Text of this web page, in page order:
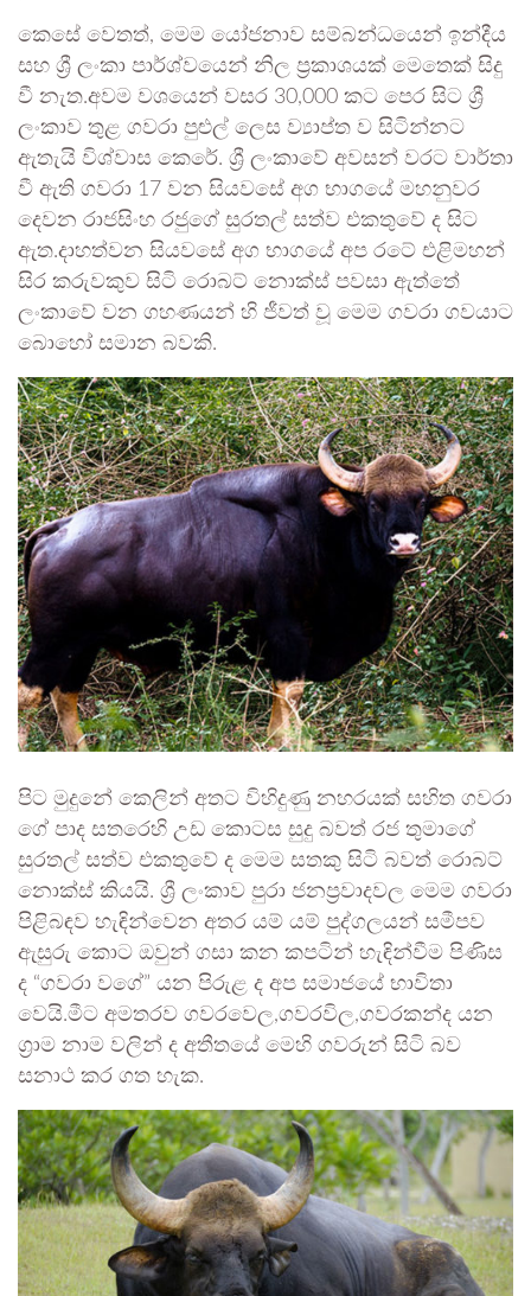
කෙසේ වෙතත්, මෙම යෝජනාව සම්බන්ධයෙන් ඉන්දීය
සහ ශ්‍රී ලංකා පාර්ශ්වයෙන් නිල ප්‍රකාශයක් මෙතෙක් සිදු
වී නැත.අවම වශයෙන් වසර 30,000 කට පෙර සිට ශ්‍රී
ලංකාව තුළ ගවරා පුළුල් ලෙස ව්‍යාප්ත ව සිටින්නට
ඇතැයි විශ්වාස කෙරේ. ශ්‍රී ලංකාවේ අවසන් වරට වාර්තා
වී ඇති ගවරා 17 වන සියවසේ අග භාගයේ මහනුවර
දෙවන රාජසිංහ රජුගේ සුරතල් සත්ව එකතුවේ ද සිට
ඇත.දාහත්වන සියවසේ අග භාගයේ අප රටේ එළිමහන්
සිර කරුවකුව සිටි රොබට් නොක්ස් පවසා ඇත්තේ
ලංකාවේ වන ගහණයන් හි ජීවත් වූ මෙම ගවරා ගවයාට
බොහෝ සමාන බවකි.
පිට මුදුනේ කෙලින් අතට විහිදුණු නහරයක් සහිත ගවරා
ගේ පාද සතරෙහි උඩ කොටස සුදු බවත් රජ තුමාගේ
සුරතල් සත්ව එකතුවේ ද මෙම සතකු සිටි බවත් රොබට්
නොක්ස් කියයි. ශ්‍රී ලංකාව පුරා ජනප්‍රවාදවල මෙම ගවරා
පිළිබඳව හැඳින්වෙන අතර යම් යම් පුද්ගලයන් සමීපව
ඇසුරු කොට ඔවුන් ගසා කන කපටින් හැඳින්වීම පිණිස
ද “ගවරා වගේ” යන පිරුළ ද අප සමාජයේ භාවිතා
වෙයි.මීට අමතරව ගවරවෙල,ගවරවිල,ගවරකන්ද යන
ග්‍රාම නාම වලින් ද අතීතයේ මෙහි ගවරුන් සිටි බව
සනාථ කර ගත හැක.